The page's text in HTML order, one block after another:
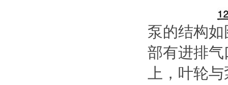
泵的结构
部有进排
上，叶轮